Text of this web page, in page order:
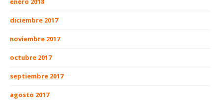
diciembre 2017
noviembre 2017
octubre 2017
septiembre 2017
agosto 2017